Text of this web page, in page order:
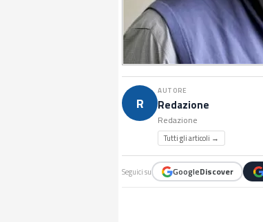
R
AUTORE
Redazione
Redazione
Tutti gli articoli →
Seguici su GoogleDiscover